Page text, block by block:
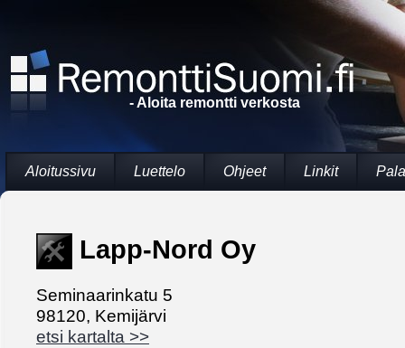
- Aloita remontti verkosta
Aloitussivu Luettelo Ohjeet Linkit
Lapp-Nord Oy
Seminaarinkatu 5
98120, Kemijärvi
etsi kartalta >>